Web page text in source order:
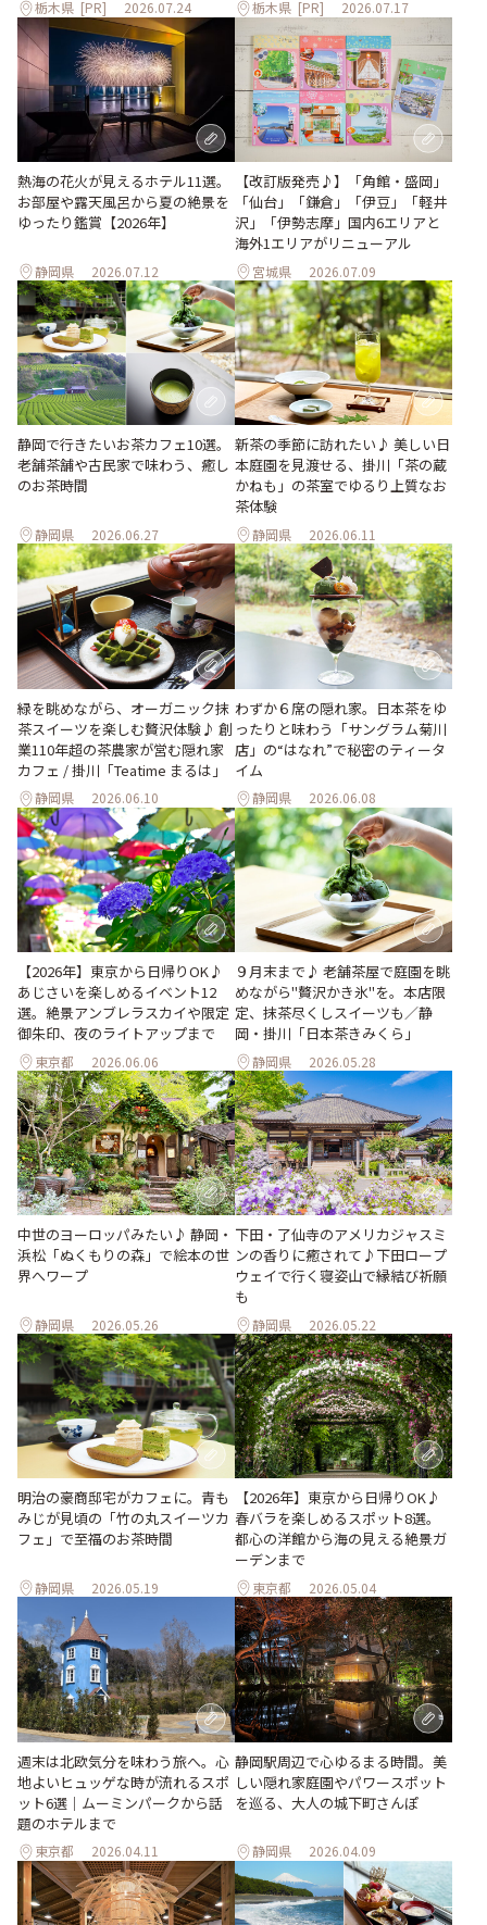
栃木県 [PR] 2026.07.24 栃木県 [PR] 2026.07.17
熱海の花火が見えるホテル11選。
お部屋や露天風呂から夏の絶景を
ゆったり鑑賞【2026年】
静岡県 2026.07.12
【改訂版発売♪】「角館・盛岡」
「仙台」「鎌倉」「伊豆」「軽井
沢」「伊勢志摩」国内6エリアと
海外1エリアがリニューアル
宮城県 2026.07.09
静岡で行きたいお茶カフェ10選。
老舗茶舗や古民家で味わう、癒し
のお茶時間
静岡県 2026.06.27
新茶の季節に訪れたい♪ 美しい日
本庭園を見渡せる、掛川「茶の蔵
かねも」の茶室でゆるり上質なお
茶体験
静岡県 2026.06.11
緑を眺めながら、オーガニック抹
茶スイーツを楽しむ贅沢体験♪ 創
業110年超の茶農家が営む隠れ家
カフェ / 掛川「Teatime まるは」
静岡県 2026.06.10
わずか６席の隠れ家。日本茶をゆ
ったりと味わう「サングラム菊川
店」の“はなれ”で秘密のティータ
イム
静岡県 2026.06.08
【2026年】東京から日帰りOK♪
あじさいを楽しめるイベント12
選。絶景アンブレラスカイや限定
御朱印、夜のライトアップまで
東京都 2026.06.06
９月末まで♪ 老舗茶屋で庭園を眺
めながら"贅沢かき氷"を。本店限
定、抹茶尽くしスイーツも／静
岡・掛川「日本茶きみくら」
静岡県 2026.05.28
中世のヨーロッパみたい♪ 静岡・
浜松「ぬくもりの森」で絵本の世
界へワープ
静岡県 2026.05.26
下田・了仙寺のアメリカジャスミ
ンの香りに癒されて♪下田ロープ
ウェイで行く寝姿山で縁結び祈願
も
静岡県 2026.05.22
明治の豪商邸宅がカフェに。青も
みじが見頃の「竹の丸スイーツカ
フェ」で至福のお茶時間
静岡県 2026.05.19
【2026年】東京から日帰りOK♪
春バラを楽しめるスポット8選。
都心の洋館から海の見える絶景ガ
ーデンまで
東京都 2026.05.04
週末は北欧気分を味わう旅へ。心
地よいヒュッゲな時が流れるスポ
ット6選｜ムーミンパークから話
題のホテルまで
東京都 2026.04.11
静岡駅周辺で心ゆるまる時間。美
しい隠れ家庭園やパワースポット
を巡る、大人の城下町さんぽ
静岡県 2026.04.09